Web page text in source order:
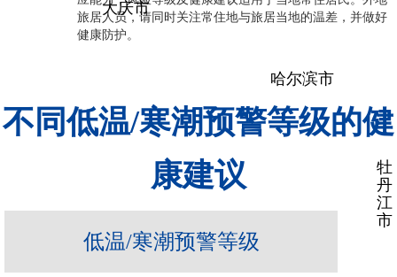
大庆市
哈尔滨市
牡
丹
江
市
旅居人员，请同时关注常住地与旅居当地的温差，并做好
健康防护。
不同低温/寒潮预警等级的健
康建议
低温/寒潮预警等级